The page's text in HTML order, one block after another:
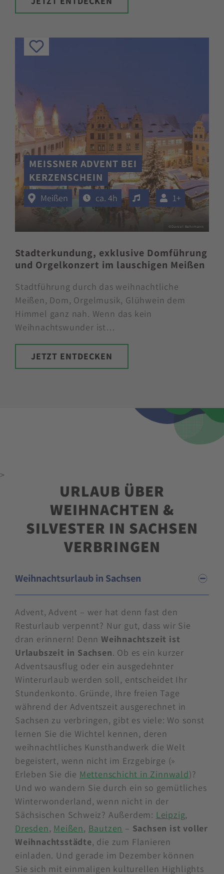
MEISSNER ADVENT BEI K
ERZENSCHEIN
Meißen ca. 4h Veranstaltung mit
1+
©Daniel Bahrmann
Stadterkundung, exklusive Domführung
und Orgelkonzert im lauschigen Meißen
Stadtführung durch das weihnachtliche
Meißen, Dom, Orgelmusik, Glühwein dem
Himmel ganz nah. Wenn das kein
Weihnachtswunder ist…
JETZT ENTDECKEN
>
URLAUB ÜBER
WEIHNACHTEN &
SILVESTER IN SACHSEN
VERBRINGEN
Weihnachtsurlaub in Sachsen
Advent, Advent – wer hat denn fast den
Resturlaub verpennt? Nur gut, dass wir Sie
dran erinnern! DennWeihnachtszeit ist
Urlaubszeit in Sachsen. Ob es ein kurzer
Adventsausflug oder ein ausgedehnter
Winterurlaub werden soll, entscheidet Ihr
Stundenkonto. Gründe, Ihre freien Tage
während der Adventszeit ausgerechnet in
Sachsen zu verbringen, gibt es viele: Wo sonst
lernen Sie die Wichtel kennen, deren
weihnachtliches Kunsthandwerk die Welt
begeistert, wenn nicht im Erzgebirge (»
Erleben Sie die Mettenschicht in Zinnwald)?
Und wo wandern Sie durch ein so gemütliches
Winterwonderland, wenn nicht in der
Sächsischen Schweiz? Außerdem: Leipzig,
Dresden, Meißen, Bautzen – Sachsen ist voller
Weihnachtsstädte, die zum Flanieren
einladen. Und gerade im Dezember können
Sie sich mit einmaligen kulturellen Highlights